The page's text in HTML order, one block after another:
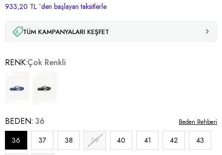
İndirim
933,20 TL `den başlayan taksitlerle
TÜM KAMPANYALARI KEŞFET
RENK Çok Renkli
BEDEN 36
36 37 38 39 40 41 42 43
Beden Rehberi